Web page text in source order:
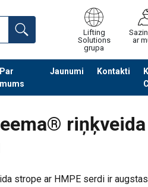
Lifting
Solutions
grupa
ar
Par
mums
Jaunumi Kontakti
meklēt preces Noformēt
strope ar HMPE serdi ir